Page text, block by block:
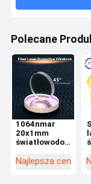
Polecane
1064nmar
20x1mm
światłowodowa
ochronna do
Najlepsza cena